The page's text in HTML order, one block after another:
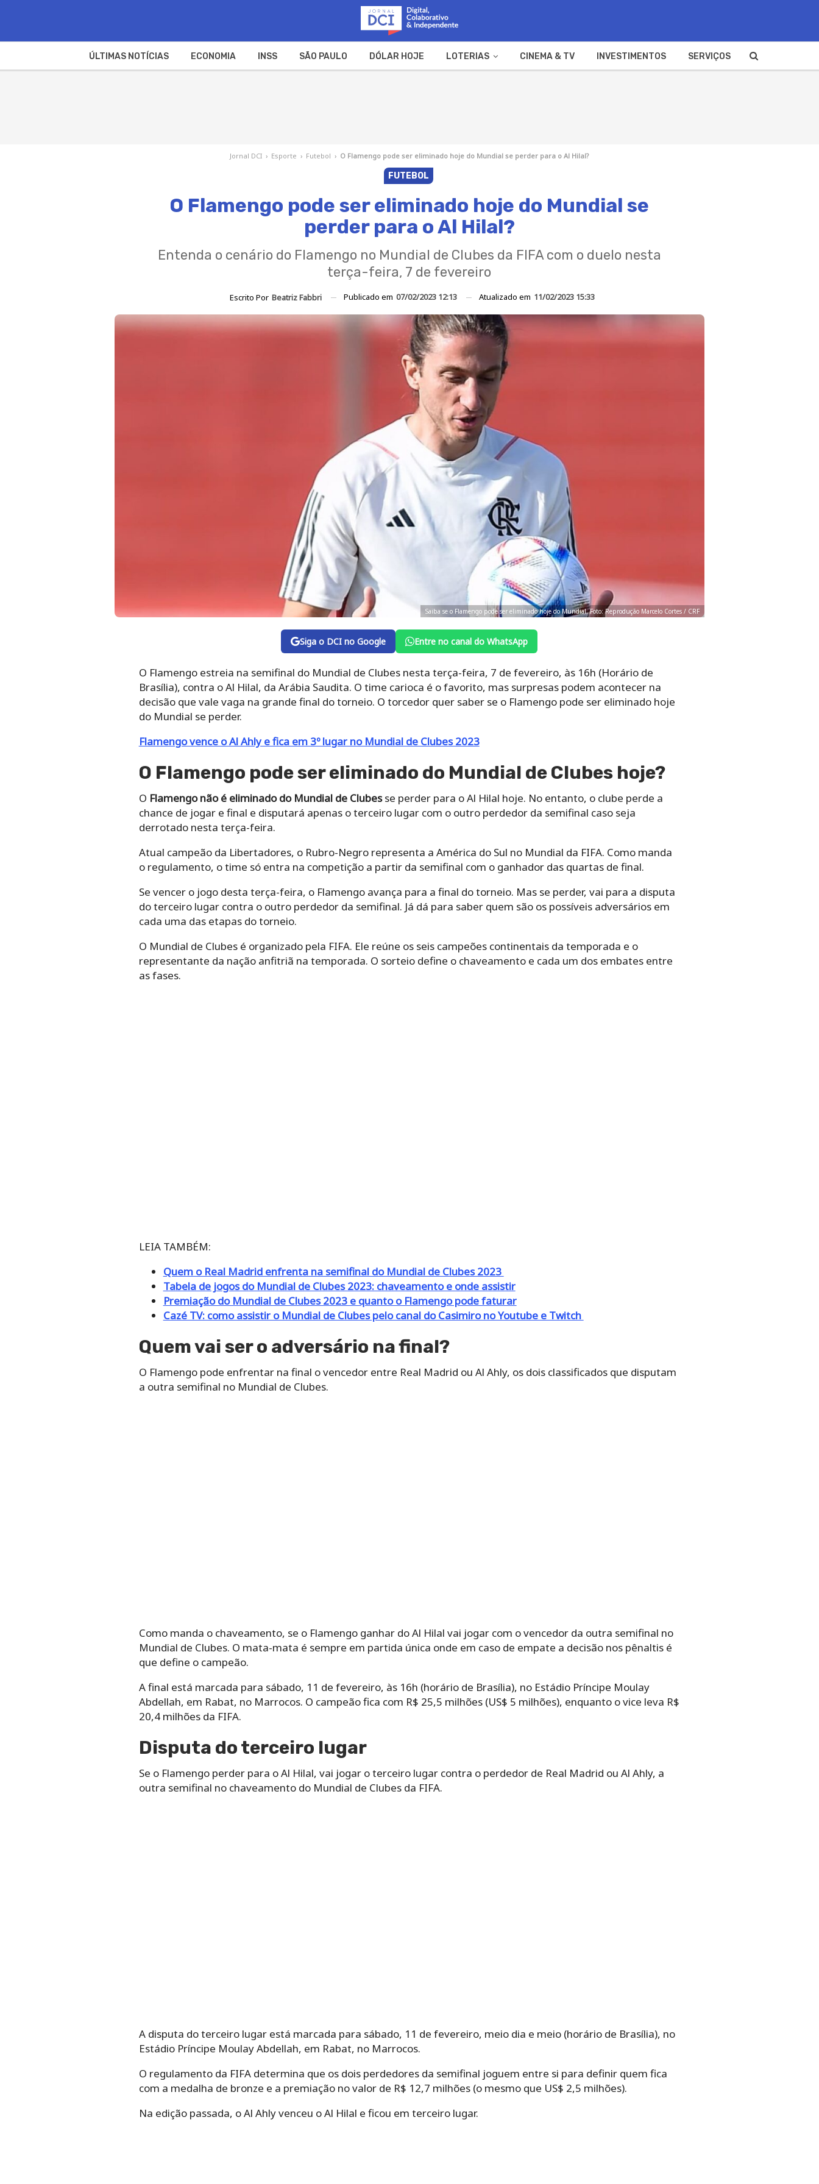
ÚLTIMAS NOTÍCIAS ECONOMIA INSS SÃO PAULO DÓLAR HOJE LOTERIAS CINEMA & TV INVESTIMENTOS SERVIÇOS
Jornal DCI › Esporte › Futebol › O Flamengo pode ser eliminado hoje do Mundial se perder para o Al Hilal?
FUTEBOL
O Flamengo pode ser eliminado hoje do Mundial se
perder para o Al Hilal?
Entenda o cenário do Flamengo no Mundial de Clubes da FIFA com o duelo nesta
terça-feira, 7 de fevereiro
Escrito Por Beatriz Fabbri Publicado em 07/02/2023 12:13 Atualizado em 11/02/2023 15:33
Saiba se o Flamengo pode ser eliminado hoje do Mundial. Foto: Reprodução Marcelo Cortes / CRF
Siga o DCI no Google Entre no canal do WhatsApp
O Flamengo estreia na semifinal do Mundial de Clubes nesta terça-feira, 7 de fevereiro, às 16h (Horário de
Brasília), contra o Al Hilal, da Arábia Saudita. O time carioca é o favorito, mas surpresas podem acontecer na
decisão que vale vaga na grande final do torneio. O torcedor quer saber se o Flamengo pode ser eliminado hoje
do Mundial se perder.
Flamengo vence o Al Ahly e fica em 3º lugar no Mundial de Clubes 2023
O Flamengo pode ser eliminado do Mundial de Clubes hoje?
O Flamengo não é eliminado do Mundial de Clubesse perder para o Al Hilal hoje. No entanto, o clube perde a
chance de jogar e final e disputará apenas o terceiro lugar com o outro perdedor da semifinal caso seja
derrotado nesta terça-feira.
Atual campeão da Libertadores, o Rubro-Negro representa a América do Sul no Mundial da FIFA. Como manda
o regulamento, o time só entra na competição a partir da semifinal com o ganhador das quartas de final.
Se vencer o jogo desta terça-feira, o Flamengo avança para a final do torneio. Mas se perder, vai para a disputa
do terceiro lugar contra o outro perdedor da semifinal. Já dá para saber quem são os possíveis adversários em
cada uma das etapas do torneio.
O Mundial de Clubes é organizado pela FIFA. Ele reúne os seis campeões continentais da temporada e o
representante da nação anfitriã na temporada. O sorteio define o chaveamento e cada um dos embates entre
as fases.
LEIA TAMBÉM:
Quem o Real Madrid enfrenta na semifinal do Mundial de Clubes 2023
Tabela de jogos do Mundial de Clubes 2023: chaveamento e onde assistir
Premiação do Mundial de Clubes 2023 e quanto o Flamengo pode faturar
Cazé TV: como assistir o Mundial de Clubes pelo canal do Casimiro no Youtube e Twitch
Quem vai ser o adversário na final?
O Flamengo pode enfrentar na final o vencedor entre Real Madrid ou Al Ahly, os dois classificados que disputam
a outra semifinal no Mundial de Clubes.
Como manda o chaveamento, se o Flamengo ganhar do Al Hilal vai jogar com o vencedor da outra semifinal no
Mundial de Clubes. O mata-mata é sempre em partida única onde em caso de empate a decisão nos pênaltis é
que define o campeão.
A final está marcada para sábado, 11 de fevereiro, às 16h (horário de Brasília), no Estádio Príncipe Moulay
Abdellah, em Rabat, no Marrocos. O campeão fica com R$ 25,5 milhões (US$ 5 milhões), enquanto o vice leva R$
20,4 milhões da FIFA.
Disputa do terceiro lugar
Se o Flamengo perder para o Al Hilal, vai jogar o terceiro lugar contra o perdedor de Real Madrid ou Al Ahly, a
outra semifinal no chaveamento do Mundial de Clubes da FIFA.
A disputa do terceiro lugar está marcada para sábado, 11 de fevereiro, meio dia e meio (horário de Brasília), no
Estádio Príncipe Moulay Abdellah, em Rabat, no Marrocos.
O regulamento da FIFA determina que os dois perdedores da semifinal joguem entre si para definir quem fica
com a medalha de bronze e a premiação no valor de R$ 12,7 milhões (o mesmo que US$ 2,5 milhões).
Na edição passada, o Al Ahly venceu o Al Hilal e ficou em terceiro lugar.